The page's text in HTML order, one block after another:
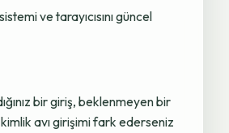
ve tarayıcısını güncel
bir giriş, beklenmeyen bir
avı girişimi fark ederseniz